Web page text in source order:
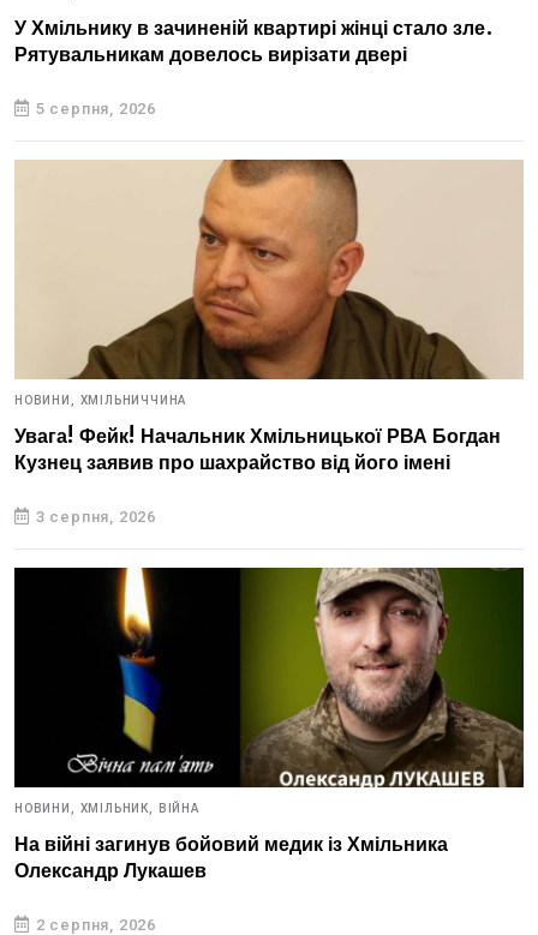
У Хмільнику в зачиненій квартирі жінці стало зле.
Рятувальникам довелось вирізати двері
5 серпня, 2026
НОВИНИ, ХМІЛЬНИЧЧИНА
Увага! Фейк! Начальник Хмільницької РВА Богдан
Кузнец заявив про шахрайство від його імені
3 серпня, 2026
НОВИНИ, ХМІЛЬНИК, ВІЙНА
На війні загинув бойовий медик із Хмільника
Олександр Лукашев
2 серпня, 2026